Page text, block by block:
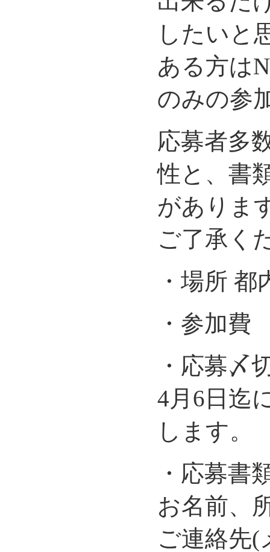
したいと
ある方は
のみの参
応募者多
性と、書
がありま
ご了承く
・場所
・参加費
・応募
4月6日迄
します。
・応募書
お名前、
ご連絡先(